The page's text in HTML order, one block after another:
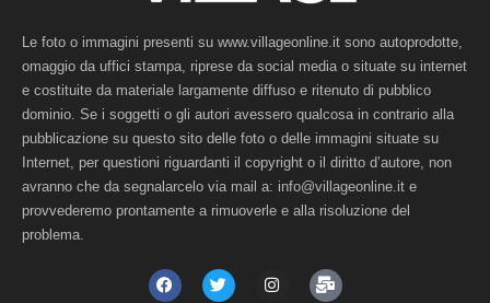
Le foto o immagini presenti su www.villageonline.it sono autoprodotte,
omaggio da uffici stampa, riprese da social media o situate su internet
e costituite da materiale largamente diffuso e ritenuto di pubblico
dominio. Se i soggetti o gli autori avessero qualcosa in contrario alla
pubblicazione su questo sito delle foto o delle immagini situate su
Internet, per questioni riguardanti il copyright o il diritto d’autore, non
avranno che da segnalarcelo via mail a: info@villageonline.it e
provvederemo prontamente a rimuoverle e alla risoluzione del
problema.